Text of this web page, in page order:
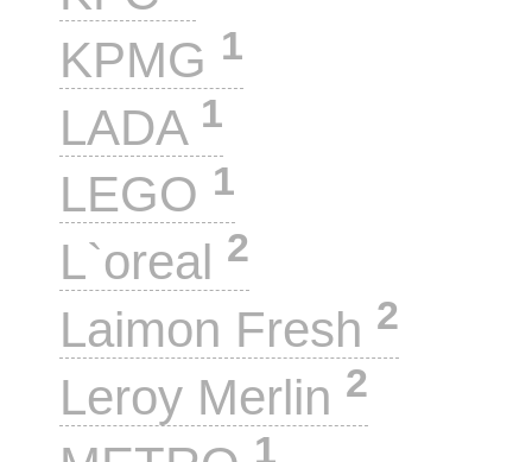
KPMG 1
LADA 1
LEGO 1
L`oreal 2
Laimon Fresh 2
Leroy Merlin 2
1